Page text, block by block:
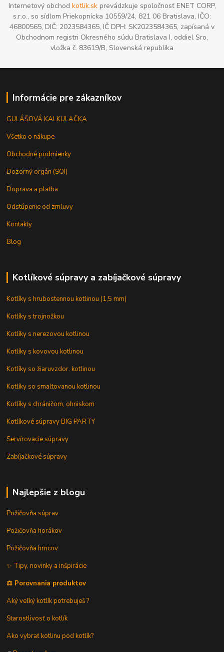
Internetový obchod kotlik.skprevádzkuje spoločnosť ENET CORP,
s.r.o., so sídlom Priekopnícka 10559/24, 821 06 Bratislava, IČO:
46800565, DIČ: 2023584365, IČ DPH: SK2023584365, zapísaná v
Obchodnom registri Okresného súdu Bratislava I, oddiel Sro,
vložka č. 83619/B, Slovenská republika
Informácie pre zákazníkov
GULÁŠOVÁ KALKULAČKA
Všetko o nákupe
Obchodné podmienky
Dozorný orgán (SOI)
Doprava a platba
Odstúpenie od zmluvy
Kontakty
Blog
Kotlíkové súpravy a zabíjačkové súpravy
Kotlíky s hrubostennou kotlinou (1,5 mm)
Kotlíky s trojnožkou
Kotlíky s nerezovou kotlinou
Kotlíky s kovovou kotlinou
Kotlíky so žiaruvzdor. kotlinou
Kotlíky so smaltovanou kotlinou
Kotlíky s chráničom, ohniskom
Kotlíkové súpravy BIG PARTY
Servírovacie súpravy
Zabíjačkové súpravy
Najlepšie z blogu
Požičovňa súprav
Požičovňa horákov
Požičovňa hrncov
✨ Tipy, novinky a inšpirácie
⚖️ Porovnania produktov
Aký veľký kotlík potrebuješ ?
Starostlivosť o kotlík
Ako vybrať kotlinu pod kotlík?